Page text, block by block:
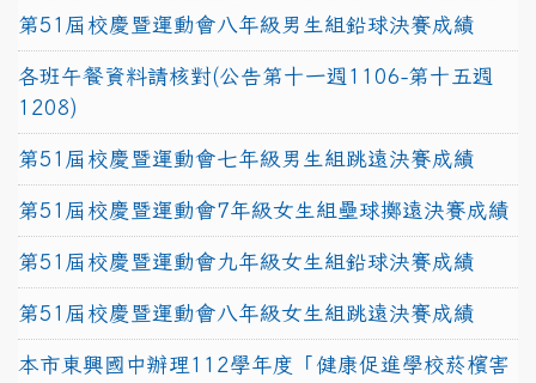
第51屆校慶暨運動會八年級男生組鉛球決賽成績
各班午餐資料請核對(公告第十一週1106-第十五週
1208)
第51屆校慶暨運動會七年級男生組跳遠決賽成績
第51屆校慶暨運動會7年級女生組壘球擲遠決賽成績
第51屆校慶暨運動會九年級女生組鉛球決賽成績
第51屆校慶暨運動會八年級女生組跳遠決賽成績
本市東興國中辦理112學年度「健康促進學校菸檳害